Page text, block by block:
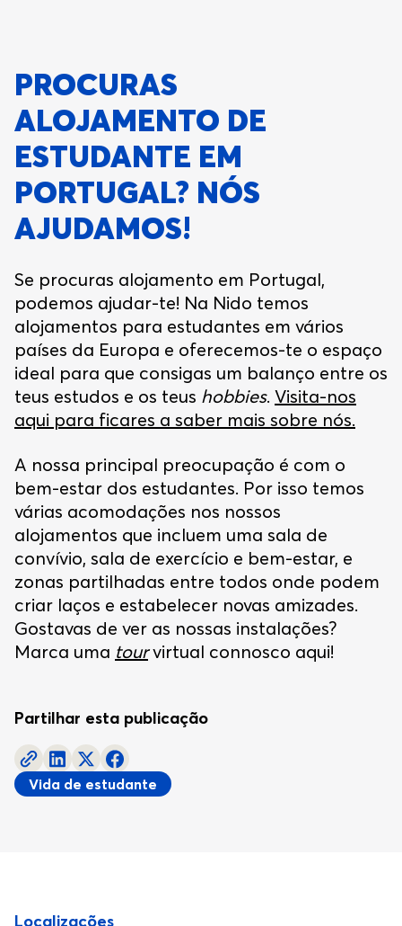
PROCURAS
ALOJAMENTO DE
ESTUDANTE EM
PORTUGAL? NÓS
AJUDAMOS!
Se procuras alojamento em Portugal,
podemos ajudar-te! Na Nido temos
alojamentos para estudantes em vários
países da Europa e oferecemos-te o espaço
ideal para que consigas um balanço entre os
teus estudos e os teus hobbies. Visita-nos
aqui para ficares a saber mais sobre nós.
A nossa principal preocupação é com o
bem-estar dos estudantes. Por isso temos
várias acomodações nos nossos
alojamentos que incluem uma sala de
convívio, sala de exercício e bem-estar, e
zonas partilhadas entre todos onde podem
criar laços e estabelecer novas amizades.
Gostavas de ver as nossas instalações?
Marca uma tourvirtual connosco aqui!
Partilhar esta publicação
Vida de estudante
Localizações